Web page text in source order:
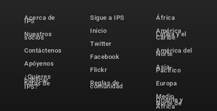
Acerca de
IPS
Nuestros
socios
Contáctenos
Apóyenos
¿Quieres
publicar
notas de
IPS?
Sigue a IPS
Inicio
Twitter
Facebook
Flickr
Reglas de
comunidad
África
América
Latina y el
Caribe
América del
Norte
Asia-
Pacífico
Europa
Medio
Oriente y
Norte de
África